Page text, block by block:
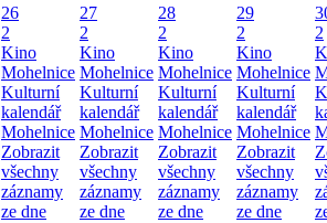
26
2
Kino
Mohelnice
Kulturní
kalendář
Mohelnice
Zobrazit
všechny
záznamy
ze dne
27
2
Kino
Mohelnice
Kulturní
kalendář
Mohelnice
Zobrazit
všechny
záznamy
ze dne
28
2
Kino
Mohelnice
Kulturní
kalendář
Mohelnice
Zobrazit
všechny
záznamy
ze dne
29
2
Kino
Mohelnice
Kulturní
kalendář
Mohelnice
Zobrazit
všechny
záznamy
ze dne
2